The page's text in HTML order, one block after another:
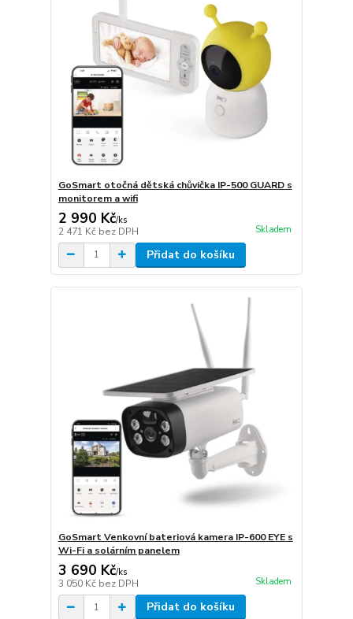
GoSmart otočná dětská chůvička IP-500 GUARD s
monitorem a wifi
2 990 Kč/ks
2 471 Kč bez DPH Skladem
Přidat do košíku
GoSmart Venkovní bateriová kamera IP-600 EYE s
Wi-Fi a solárním panelem
3 690 Kč/ks
3 050 Kč bez DPH Skladem
Přidat do košíku